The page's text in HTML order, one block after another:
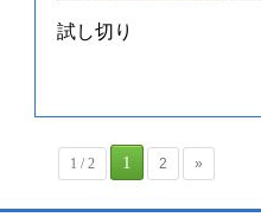
試し切り
1 / 2 1 2 »